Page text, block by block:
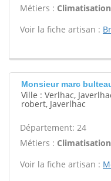
Métiers :
Voir la fiche artisan :
Monsieur marc
Ville : Verlhac,
robert, Javerlhac
Département: 24
Métiers :
Voir la fiche artisan :